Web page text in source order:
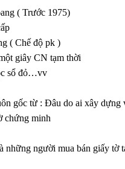
( Trước 1975)
( Chế độ pk )
giây CN tạm thời
sổ đỏ…vv
gốc từ : Đâu do ai xây dựng
chứng minh
những người mua bán giấy tờ